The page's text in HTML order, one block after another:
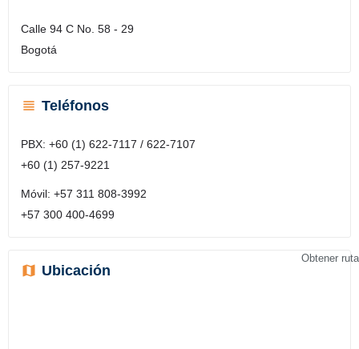
Calle 94 C No. 58 - 29
Bogotá
Teléfonos
PBX: +60 (1) 622-7117 / 622-7107
+60 (1) 257-9221
Móvil: +57 311 808-3992
+57 300 400-4699
Ubicación
Obtener ruta